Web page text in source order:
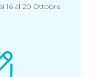
16 al 20 Ottobre